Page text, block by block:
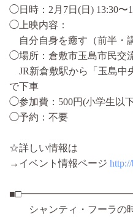
◯日時：2月7日(日) 13:30〜
◯上映内容：
自分自身を癒す（前半・
◯場所：倉敷市玉島市民
JR新倉敷駅から「玉島中
で下車
◯参加費：500円(小学生以下
◯予約：不要
☆詳しい情報は
→イベント情報ページ
シャンティ・フーラの